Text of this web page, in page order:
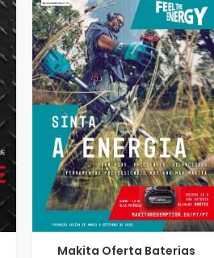
Makita Oferta Baterias